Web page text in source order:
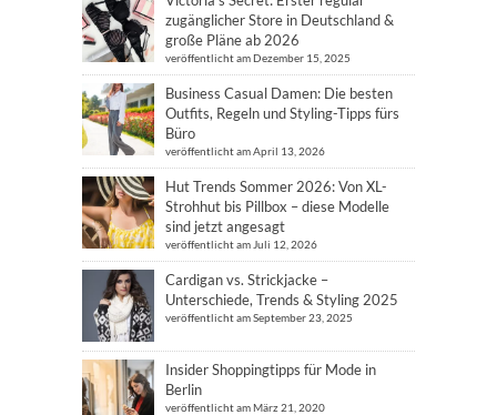
zugänglicher Store in Deutschland &
große Pläne ab 2026
veröffentlicht am Dezember 15, 2025
Business Casual Damen: Die besten
Outfits, Regeln und Styling-Tipps fürs
Büro
veröffentlicht am April 13, 2026
Hut Trends Sommer 2026: Von XL-
Strohhut bis Pillbox – diese Modelle
sind jetzt angesagt
veröffentlicht am Juli 12, 2026
Cardigan vs. Strickjacke –
Unterschiede, Trends & Styling 2025
veröffentlicht am September 23, 2025
Insider Shoppingtipps für Mode in
Berlin
veröffentlicht am März 21, 2020